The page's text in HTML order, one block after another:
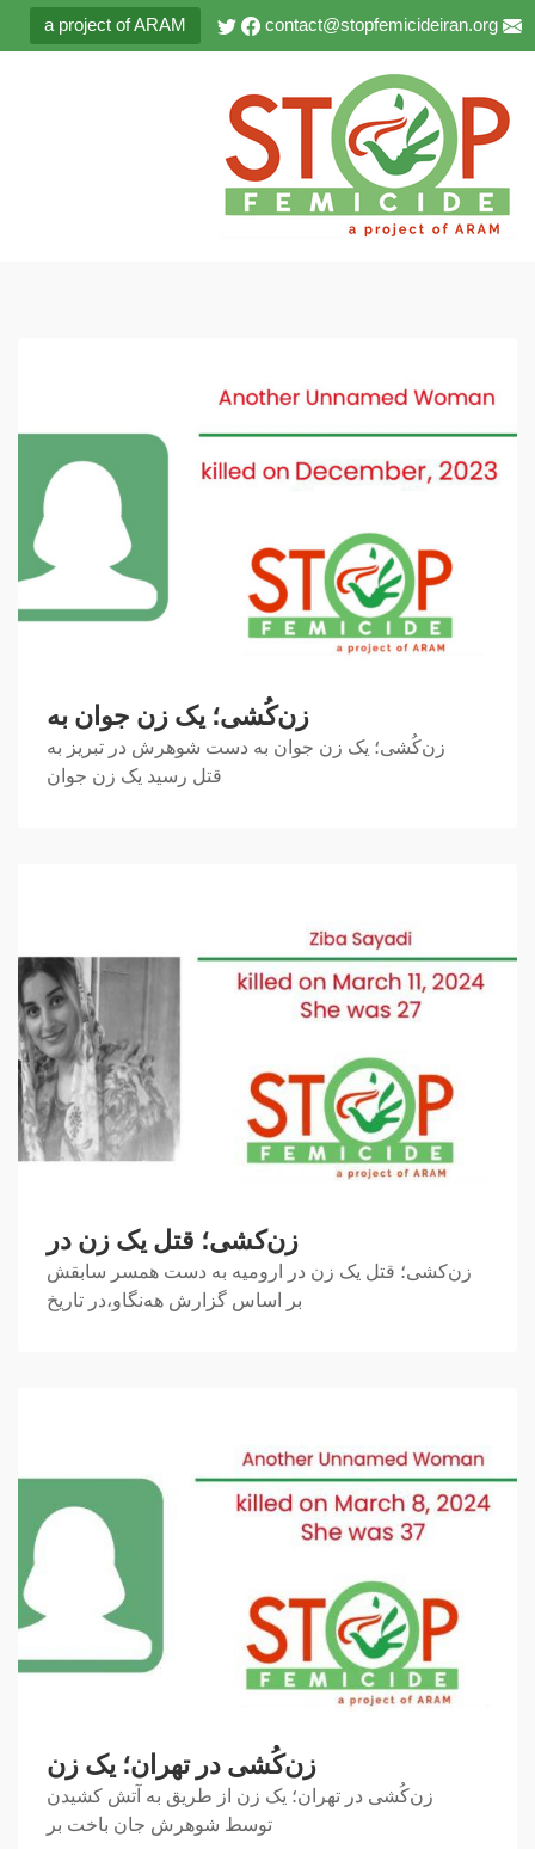
contact@stopfemicideiran.org
a project of ARAM
زن‌کُشی؛ یک زن جوان به
زن‌کُشی؛ یک زن جوان به دست شوهرش در تبریز به
قتل رسید یک زن جوان
زن‌کشی؛ قتل یک زن در
زن‌کشی؛ قتل یک زن در ارومیه به دست همسر سابقش
بر اساس گزارش هه‌نگاو،در تاریخ
زن‌کُشی در تهران؛ یک زن
زن‌کُشی در تهران؛ یک زن از طریق به آتش کشیدن
توسط شوهرش جان باخت بر